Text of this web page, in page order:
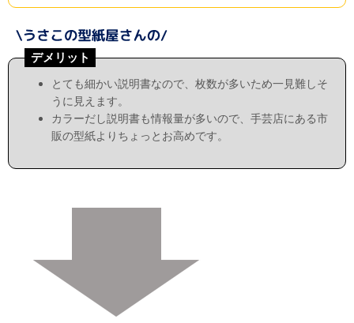
デメリット
とても細かい説明書なので、枚数が多いため一見難しそ
うに見えます。
カラーだし説明書も情報量が多いので、手芸店にある市
販の型紙よりちょっとお高めです。